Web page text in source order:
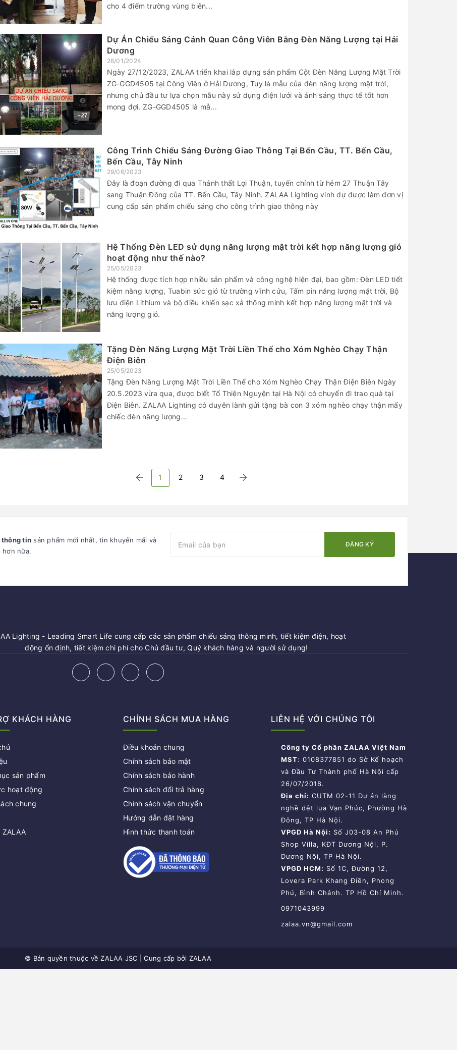
cho 4 điểm trường vùng biên...
Dự Án Chiếu Sáng Cảnh Quan Công Viên Bằng Đèn Năng Lượng tại Hải
Dương
26/01/2024
Ngày 27/12/2023, ZALAA triển khai lắp dựng sản phẩm Cột Đèn Năng Lượng Mặt Trời
ZG-GGD4505 tại Công Viên ở Hải Dương, Tuy là mẫu của đèn năng lượng mặt trời,
nhưng chủ đầu tư lựa chọn mẫu này sử dụng điện lưới và ánh sáng thực tế tốt hơn
mong đợi. ZG-GGD4505 là mẫ...
Công Trình Chiếu Sáng Đường Giao Thông Tại Bến Cầu, TT. Bến Cầu,
Bến Cầu, Tây Ninh
29/06/2023
Đây là đoạn đường đi qua Thánh thất Lợi Thuận, tuyến chính từ hẻm 27 Thuận Tây
sang Thuận Đông của TT. Bến Cầu, Tây Ninh. ZALAA Lighting vinh dự được làm đơn vị
cung cấp sản phẩm chiếu sáng cho công trình giao thông này
Hệ Thống Đèn LED sử dụng năng lượng mặt trời kết hợp năng lượng gió
hoạt động như thế nào?
25/05/2023
Hệ thống được tích hợp nhiều sản phẩm và công nghệ hiện đại, bao gồm: Đèn LED tiết
kiệm năng lượng, Tuabin sức gió từ trường vĩnh cửu, Tấm pin năng lượng mặt trời, Bộ
lưu điện Lithium và bộ điều khiển sạc xả thông minh kết hợp năng lượng mặt trời và
năng lượng gió.
Tặng Đèn Năng Lượng Mặt Trời Liền Thể cho Xóm Nghèo Chạy Thận
Điện Biên
25/05/2023
Tặng Đèn Năng Lượng Mặt Trời Liền Thể cho Xóm Nghèo Chạy Thận Điện Biên Ngày
20.5.2023 vừa qua, được biết Tổ Thiện Nguyện tại Hà Nội có chuyến đi trao quà tại
Điện Biên. ZALAA Lighting có duyên lành gửi tặng bà con 3 xóm nghèo chạy thận mấy
chiếc đèn năng lượng...
1 2 3 4
thông tin sản phẩm mới nhất, tin khuyến mãi và
hơn nữa.
ĐĂNG KÝ
Lighting - Leading Smart Life cung cấp các sản phẩm chiếu sáng thông minh, tiết kiệm điện, hoạt
động ổn định, tiết kiệm chi phí cho Chủ đầu tư, Quý khách hàng và người sử dụng!
KHÁCH HÀNG
sản phẩm
hoạt động
chung
ZALAA
CHÍNH SÁCH MUA HÀNG
Điều khoản chung
Chính sách bảo mật
Chính sách bảo hành
Chính sách đổi trả hàng
Chính sách vận chuyển
Hướng dẫn đặt hàng
Hình thức thanh toán
LIÊN HỆ VỚI CHÚNG TÔI
Công ty Cổ phần ZALAA Việt Nam
MST: 0108377851 do Sở Kế hoạch
và Đầu Tư Thành phố Hà Nội cấp
26/07/2018.
Địa chỉ: CUTM 02-11 Dự án làng
nghề dệt lụa Vạn Phúc, Phường Hà
Đông, TP Hà Nội.
VPGD Hà Nội: Số J03-08 An Phú
Shop Villa, KĐT Dương Nội, P.
Dương Nội, TP Hà Nội.
VPGD HCM: Số 1C, Đường 12,
Lovera Park Khang Điền, Phong
Phú, Bình Chánh. TP Hồ Chí Minh.
0971043999
zalaa.vn@gmail.com
© Bản quyền thuộc vềZALAA JSC Cung cấp bởi ZALAA